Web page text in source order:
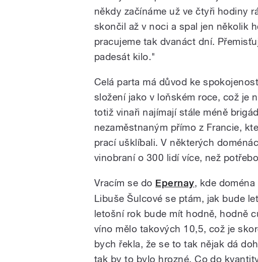
někdy začínáme už ve čtyři hodiny
skončil až v noci a spal jen několik
pracujeme tak dvanáct dní.
padesát kilo."
Celá parta má důvod ke
složení jako v loňském roce, což je
totiž vinaři najímají stále méně
nezaměstnaným přímo z Francie,
prací ušklíbali. V některých
vinobraní o 300 lidí více, než
Vracím se do Epernay, kde
Libuše Šulcové se ptám, jak bude
letošní rok bude mít hodně, hodně
víno mělo takových 10,5, což je
bych řekla, že se to tak nějak dá
tak by to bylo hrozné. Co do